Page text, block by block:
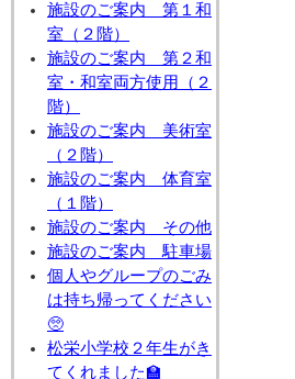
施設のご案内 第１和
室（２階）
施設のご案内 第２和
室・和室両方使用（２
階）
施設のご案内 美術室
（２階）
施設のご案内 体育室
（１階）
施設のご案内 その他
施設のご案内 駐車場
個人やグループのごみ
は持ち帰ってください
🥺
松栄小学校２年生がき
てくれました🏫